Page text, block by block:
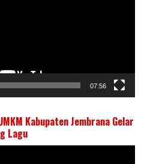
07:56
Kabupaten Jembrana Gelar
Lagu